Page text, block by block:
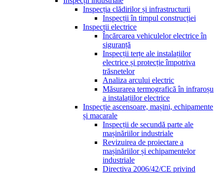
Inspecția clădirilor și infrastructurii
Inspecții în timpul construcției
Inspecții electrice
Încărcarea vehiculelor electrice în
siguranță
Inspecții terțe ale instalațiilor
electrice și protecție împotriva
trăsnetelor
Analiza arcului electric
Măsurarea termografică în infraroșu
a instalațiilor electrice
Inspecție ascensoare, mașini, echipamente
și macarale
Inspecții de secundă parte ale
mașinăriilor industriale
Revizuirea de proiectare a
mașinăriilor și echipamentelor
industriale
Directiva 2006/42/CE privind